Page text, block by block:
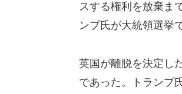
スする権利を放棄ま
ンプ氏が大統領選挙
英国が離脱を決定し
であった。トランプ